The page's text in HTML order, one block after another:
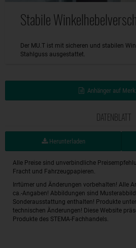
Stabile
Der MU.T ist mit sicheren und stabilen
Stahlguss ausgestattet.
Anhänger auf
DATENBLATT
Herunterladen
Alle Preise sind unverbindliche
Fracht und Fahrzeugpapieren.
Irrtümer und Änderungen vorbehalten! Alle
ca.-Angaben! Abbildungen sind
Sonderausstattung enthalten! Produkte
technischen Änderungen! Diese Website
Produkte des STEMA-Fachhandels.